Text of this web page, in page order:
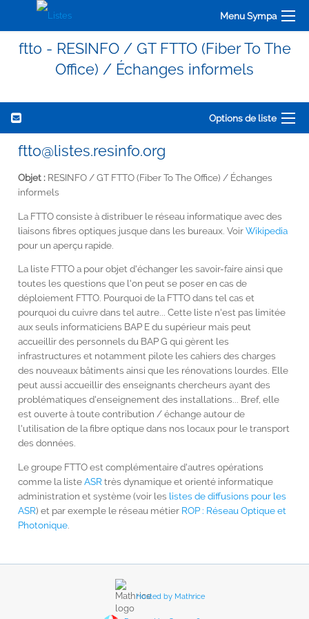
Menu Sympa
ftto - RESINFO / GT FTTO (Fiber To The
Office) / Échanges informels
Options de liste
ftto@listes.resinfo.org
Objet : RESINFO / GT FTTO (Fiber To The Office) / Échanges
informels
La FTTO consiste à distribuer le réseau informatique avec des
liaisons fibres optiques jusque dans les bureaux. VoirWikipedia
pour un aperçu rapide.
La liste FTTO a pour objet d'échanger les savoir-faire ainsi que
toutes les questions que l'on peut se poser en cas de
déploiement FTTO. Pourquoi de la FTTO dans tel cas et
pourquoi du cuivre dans tel autre... Cette liste n'est pas limitée
aux seuls informaticiens BAP E du supérieur mais peut
accueillir des personnels du BAP G qui gèrent les
infrastructures et notamment pilote les cahiers des charges
des nouveaux bâtiments ainsi que les rénovations lourdes. Elle
peut aussi accueillir des enseignants chercheurs ayant des
problématiques d'enseignement des installations... Bref, elle
est ouverte à toute contribution / échange autour de
l'utilisation de la fibre optique dans nos locaux pour le transport
des données.
Le groupe FTTO est complémentaire d'autres opérations
comme la listeASR très dynamique et orienté informatique
administration et système (voir les listes de diffusions pour les
ASR) et par exemple le réseau métier ROP : Réseau Optique et
Photonique
Hosted by Mathrice